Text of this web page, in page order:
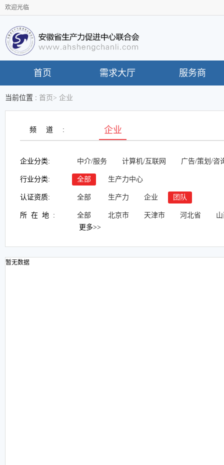
欢迎光临
首页 需求大厅 服务商
当前位置 : 首页 > 企业
频道: 企业
企业分类: 中介/服务 计算机/互联网 广告/策划/咨
行业分类: 全部 生产力中心
认证资质: 全部 生产力 企业 团队
所在地: 全部 北京市 天津市 河北省
更多>>
暂无数据